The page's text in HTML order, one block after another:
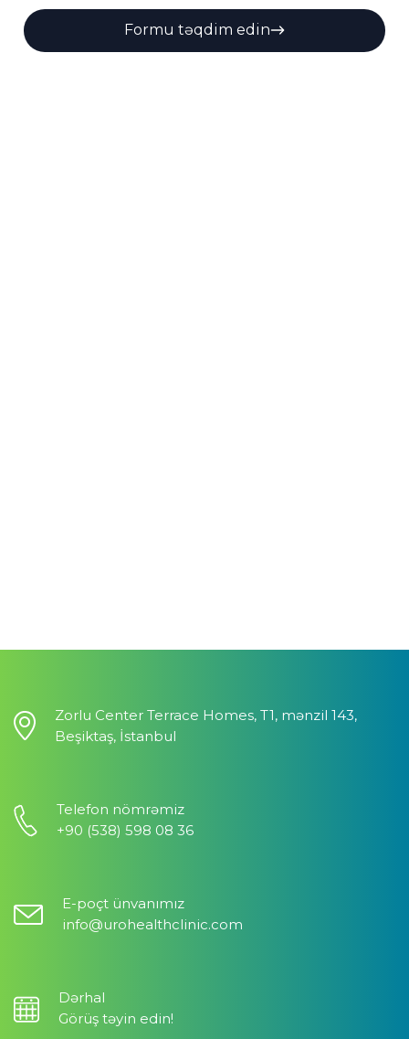
Formu təqdim edin
Zorlu Center Terrace Homes, T1, mənzil 143,
Beşiktaş, İstanbul
Telefon nömrəmiz
+90 (538) 598 08 36
E-poçt ünvanımız
info@urohealthclinic.com
Dərhal
Görüş təyin edin!